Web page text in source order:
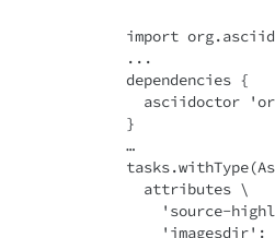
import
...
dependencies {
}
…